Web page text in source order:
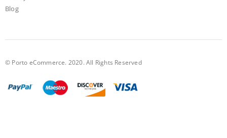
Blog
© Porto eCommerce. 2020. All Rights Reserved